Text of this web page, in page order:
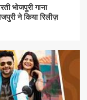
भोजपुरी गाना
ने किया रिलीज़